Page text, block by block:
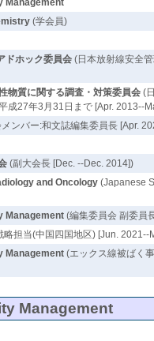
Management
(学会員)
ドホック委員会(日本放射線安全
物質に関する調査・対策委員会(
成27年3月31日まで [Apr. 2013--
ンバー:和文誌編集委員長 [Apr.
(副大会長 [Dec. --Dec. 2014])
and Oncology(Japanese
Management(編集委員会 副委員
担当(中国四国地区) [Jun. 2021--
Management(エックス線被ばく
Management